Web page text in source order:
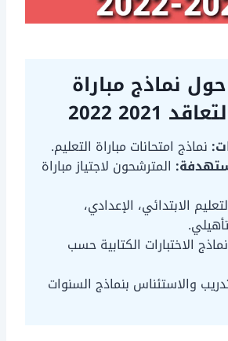
نماذج مباراة
2021 2022
نماذج امتحانات مباراة التعليم.
المترشحون لاجتياز مباراة
الابتدائي، الإعدادي،
نماذج الاختبارات الكتابية حسب
والاستئناس بنماذج السنوات